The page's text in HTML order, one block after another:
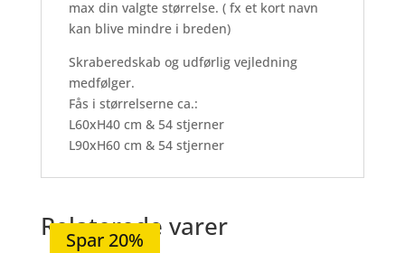
max din valgte størrelse. ( fx et kort navn
kan blive mindre i breden)
Skraberedskab og udførlig vejledning
medfølger.
Fås i størrelserne ca.:
L60xH40 cm & 54 stjerner
L90xH60 cm & 54 stjerner
Relaterede varer
Spar 20%
Spar 21%
Spar 20%
Spar 20%
Spar 20%